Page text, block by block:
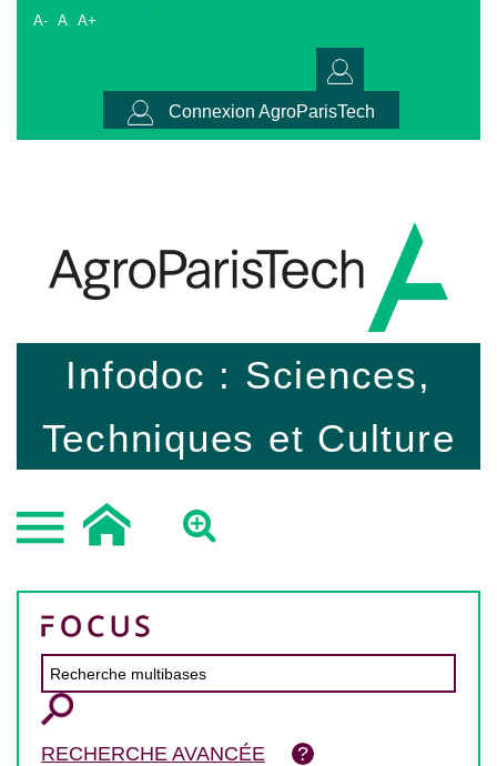
A- A A+
Connexion AgroParisTech
Infodoc : Sciences,
Techniques et Culture
RECHERCHE AVANCÉE